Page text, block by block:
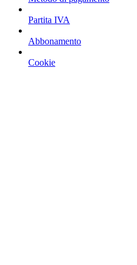
Partita IVA
Abbonamento
Cookie